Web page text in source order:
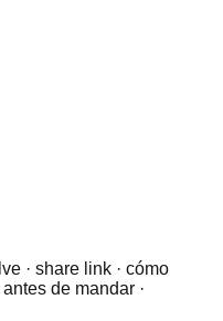
· share link · cómo
de mandar ·